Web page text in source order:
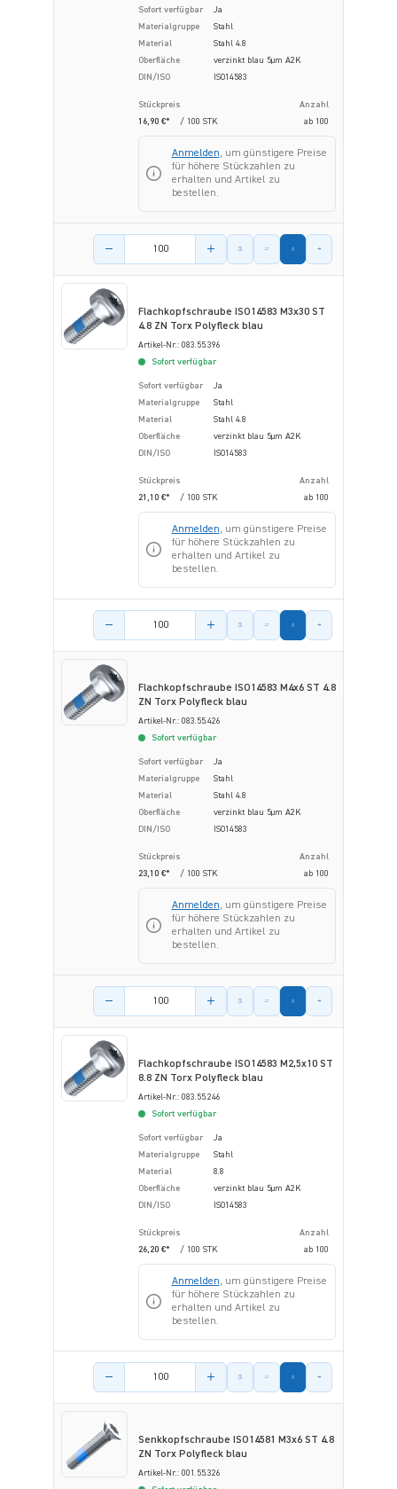
Sofort verfügbar
Ja
Materialgruppe
Stahl
Material
Stahl 4.8
Oberfläche
verzinkt blau 5µm A2K
DIN/ISO
ISO14583
Stückpreis
Anzahl
16,90 €*
/ 100 STK ab 100
Anmelden, um günstigere Preise
für höhere Stückzahlen zu
erhalten und Artikel zu
bestellen.
Menge des Artikels
Flachkopfschraube ISO14583 M3x30 ST
4.8 ZN Torx Polyfleck blau
Artikel-Nr.: 083.55.396
Sofort verfügbar
Sofort verfügbar
Ja
Materialgruppe
Stahl
Material
Stahl 4.8
Oberfläche
verzinkt blau 5µm A2K
DIN/ISO
ISO14583
Stückpreis
Anzahl
21,10 €*
/ 100 STK ab 100
Anmelden, um günstigere Preise
für höhere Stückzahlen zu
erhalten und Artikel zu
bestellen.
Menge des Artikels
Flachkopfschraube ISO14583 M4x6 ST 4.8
ZN Torx Polyfleck blau
Artikel-Nr.: 083.55.426
Sofort verfügbar
Sofort verfügbar
Ja
Materialgruppe
Stahl
Material
Stahl 4.8
Oberfläche
verzinkt blau 5µm A2K
DIN/ISO
ISO14583
Stückpreis
Anzahl
23,10 €*
/ 100 STK ab 100
Anmelden, um günstigere Preise
für höhere Stückzahlen zu
erhalten und Artikel zu
bestellen.
Menge des Artikels
Flachkopfschraube ISO14583 M2,5x10 ST
8.8 ZN Torx Polyfleck blau
Artikel-Nr.: 083.55.246
Sofort verfügbar
Sofort verfügbar
Ja
Materialgruppe
Stahl
Material
8.8
Oberfläche
verzinkt blau 5µm A2K
DIN/ISO
ISO14583
Stückpreis
Anzahl
26,20 €*
/ 100 STK ab 100
Anmelden, um günstigere Preise
für höhere Stückzahlen zu
erhalten und Artikel zu
bestellen.
Menge des Artikels
Senkkopfschraube ISO14581 M3x6 ST 4.8
ZN Torx Polyfleck blau
Artikel-Nr.: 001.55.326